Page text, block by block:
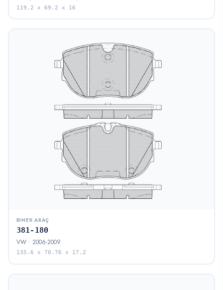
119.2 x 69.2 x 16
BINEK ARAÇ
381-180
VW · 2006-2009
135.6 x 70.76 x 17.2